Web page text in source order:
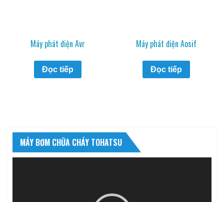
Máy phát điện Avr
Đọc tiếp
Máy phát điện Aosif
Đọc tiếp
MÁY BƠM CHỮA CHÁY TOHATSU